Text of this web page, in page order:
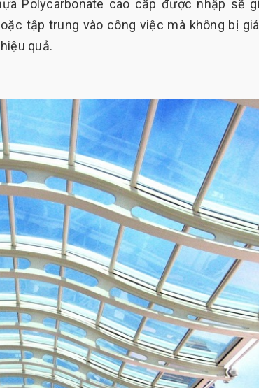
Polycarbonate cao cấp được nhập sẽ
tập trung vào công việc mà không bị
quả.